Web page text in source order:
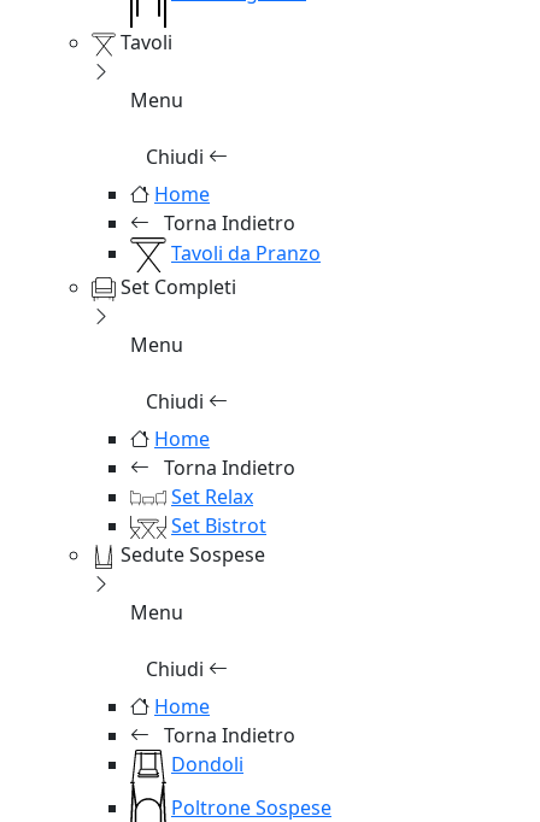
Tavoli
Menu
Chiudi
Home
Torna Indietro
Tavoli da Pranzo
Set Completi
Menu
Chiudi
Home
Torna Indietro
Set Relax
Set Bistrot
Sedute Sospese
Menu
Chiudi
Home
Torna Indietro
Dondoli
Poltrone Sospese